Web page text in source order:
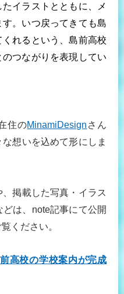
イラストとともに、メ
。いつ戻ってきても島
れるという、島前高校
つながりを表現してい
住のMinamiDesign さん
想いを込めて形にしま
掲載した写真・イラス
どは、note記事にて公開
ください。
高校の学校案内が完成